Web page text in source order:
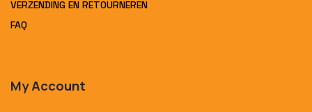
VERZENDING EN RETOURNEREN
FAQ
My Account